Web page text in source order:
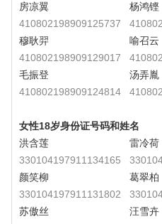
房凉翼
410802198909125737
杨鸿铿
穆耿羿
410802198909129017
喻召云
毛振登
410802198909124814
汤弄胤
女性18岁身份证号码和姓名
洪含莲
330104197911134165
雷冷荷
颜笑柳
330104197911131802
葛翠柏
苏傲丝
汪雪卉